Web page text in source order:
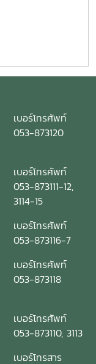
เบอร์โทรศัพท์
053-873120
เบอร์โทรศัพท์
053-873111-12,
3114-15
เบอร์โทรศัพท์
053-873116-7
เบอร์โทรศัพท์
053-873118
เบอร์โทรศัพท์
053-873110, 3113
เบอร์โทรสาร